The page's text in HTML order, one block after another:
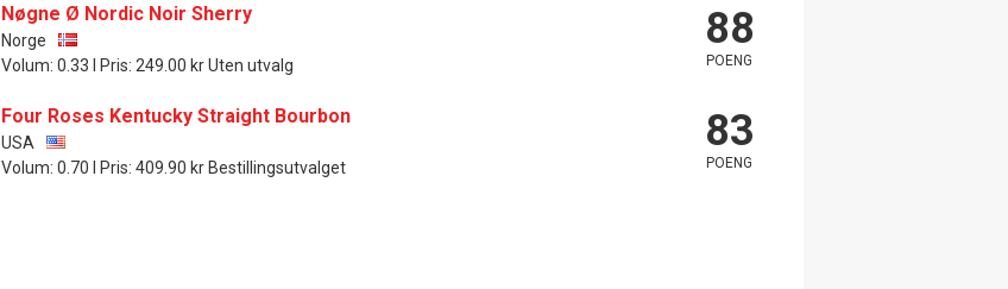
Nøgne Ø Nordic Noir Sherry
Norge
Volum: 0.33 l Pris: 249.00 kr Uten utvalg
88
POENG
Four Roses Kentucky Straight Bourbon
USA
Volum: 0.70 l Pris: 409.90 kr Bestillingsutvalget
83
POENG